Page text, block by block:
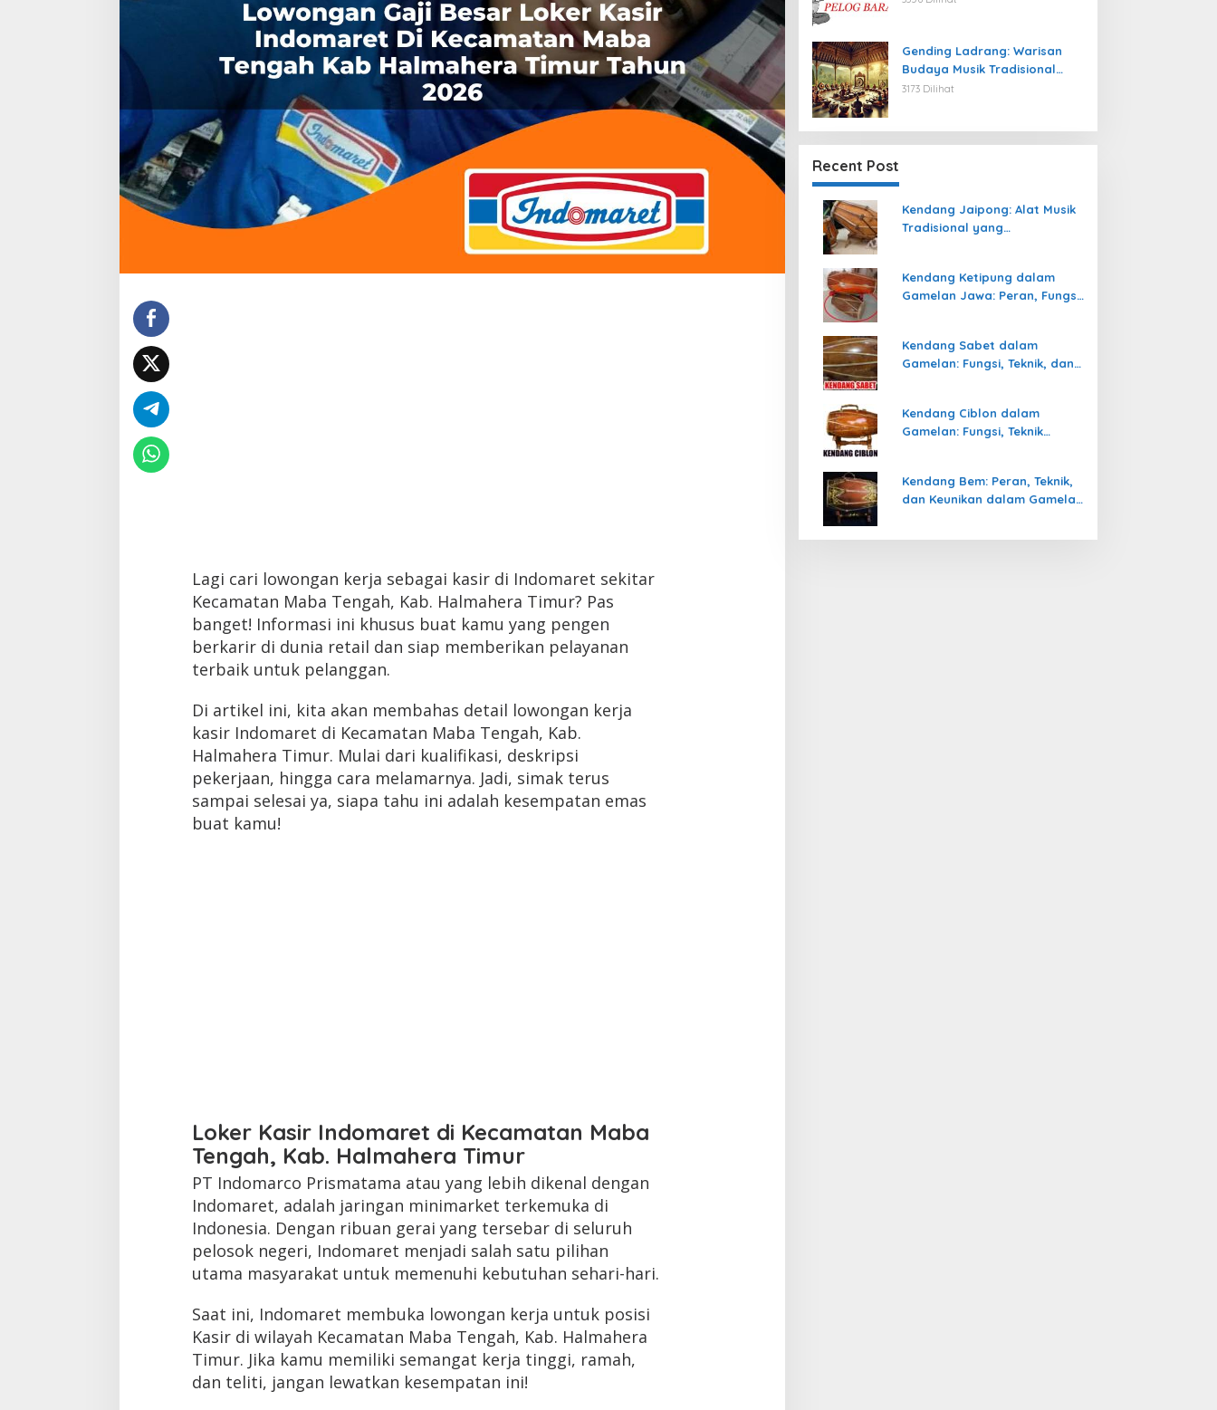
Lagi cari lowongan kerja sebagai kasir di Indomaret sekitar
Kecamatan Maba Tengah, Kab. Halmahera Timur? Pas
banget! Informasi ini khusus buat kamu yang pengen
berkarir di dunia retail dan siap memberikan pelayanan
terbaik untuk pelanggan.
Di artikel ini, kita akan membahas detail lowongan kerja
kasir Indomaret di Kecamatan Maba Tengah, Kab.
Halmahera Timur. Mulai dari kualifikasi, deskripsi
pekerjaan, hingga cara melamarnya. Jadi, simak terus
sampai selesai ya, siapa tahu ini adalah kesempatan emas
buat kamu!
Loker Kasir Indomaret di Kecamatan Maba
Tengah, Kab. Halmahera Timur
PT Indomarco Prismatama atau yang lebih dikenal dengan
Indomaret, adalah jaringan minimarket terkemuka di
Indonesia. Dengan ribuan gerai yang tersebar di seluruh
pelosok negeri, Indomaret menjadi salah satu pilihan
utama masyarakat untuk memenuhi kebutuhan sehari-hari.
Saat ini, Indomaret membuka lowongan kerja untuk posisi
Kasir di wilayah Kecamatan Maba Tengah, Kab. Halmahera
Timur. Jika kamu memiliki semangat kerja tinggi, ramah,
dan teliti, jangan lewatkan kesempatan ini!
Gending Ladrang: Warisan
Budaya Musik Tradisional
Jawa yang Abadi
3173 Dilihat
Recent Post
Kendang Jaipong: Alat Musik
Tradisional yang
Kendang Ketipung dalam
Gamelan Jawa: Peran, Fungsi,
Kendang Sabet dalam
Gamelan: Fungsi, Teknik, dan
Kendang Ciblon dalam
Gamelan: Fungsi, Teknik
Kendang Bem: Peran, Teknik,
dan Keunikan dalam Gamelan